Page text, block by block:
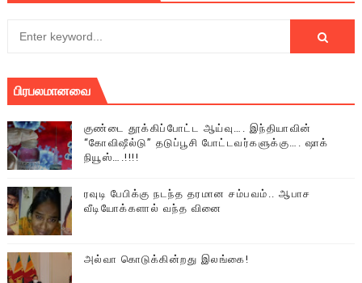
பிரபலமானவை
குண்டை தூக்கிப்போட்ட ஆய்வு…. இந்தியாவின்
“கோவிஷீல்டு” தடுப்பூசி போட்டவர்களுக்கு…. ஷாக்
நியூஸ்….!!!!
ரவுடி பேபிக்கு நடந்த தரமான சம்பவம்.. ஆபாச
வீடியோக்களால் வந்த வினை
அல்வா கொடுக்கின்றது இலங்கை!